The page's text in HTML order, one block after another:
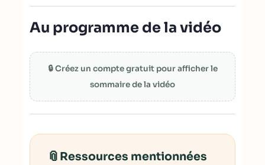
Au programme de la vidéo
🔒 Créez un compte gratuit pour afficher le
sommaire de la vidéo
📎 Ressources mentionnées